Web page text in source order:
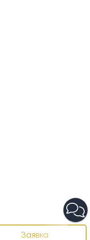
Заявка